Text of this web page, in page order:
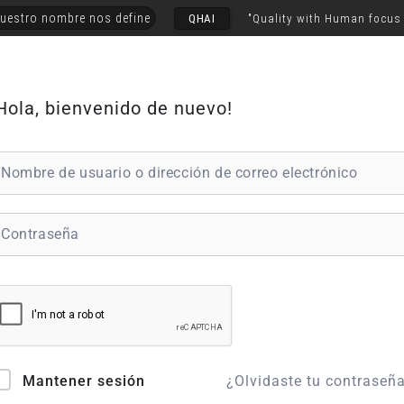
nombre nos define QHAI "Quality with Human focus
bienvenido de nuevo!
Mantener sesión ¿Olvidaste tu